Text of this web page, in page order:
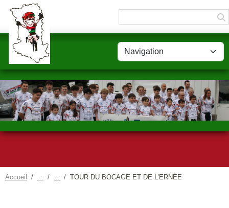
Accueil TOUR DU BOCAGE ET DE L’ERNÉE
Panneau de gestion des cookies